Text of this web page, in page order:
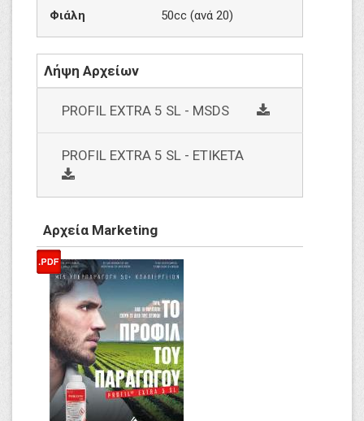
Φιάλη 50cc (ανά 20)
Λήψη Αρχείων
PROFIL EXTRA 5 SL - MSDS social
PROFIL EXTRA 5 SL - ΕΤΙΚΕΤΑ
social
Αρχεία Marketing